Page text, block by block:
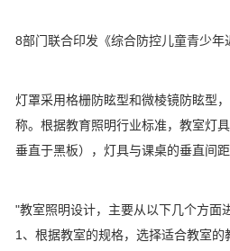
8部门联合印发《综合防控儿童青少年
灯罩采用格栅防眩型和微棱镜防眩型
称。根据教育照明行业标准，教室灯
垂直于黑板），灯具与课桌的垂直间距
"教室照明设计，主要从以下几个方面
1、根据教室的规格，选择适合教室的